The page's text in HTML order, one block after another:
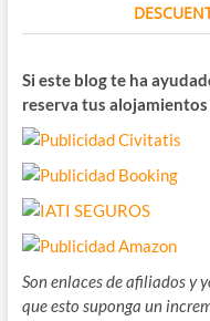
Si este blog te ha
reserva tus
Son enlaces de afiliados y
que esto suponga un